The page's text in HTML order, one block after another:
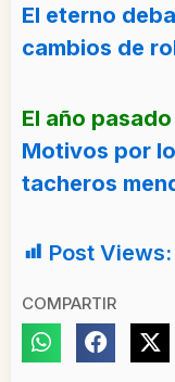
El eterno
cambios de
El año
Motivos por
tacheros
Post Views:
COMPARTIR